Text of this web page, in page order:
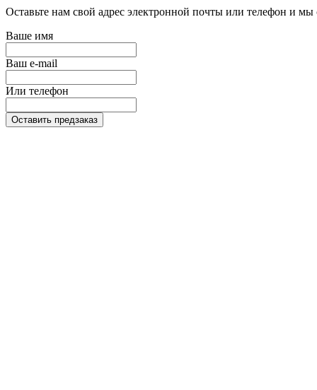
Оставьте нам свой адрес электронной почты или телефон и
Ваше имя
Ваш e-mail
Или телефон